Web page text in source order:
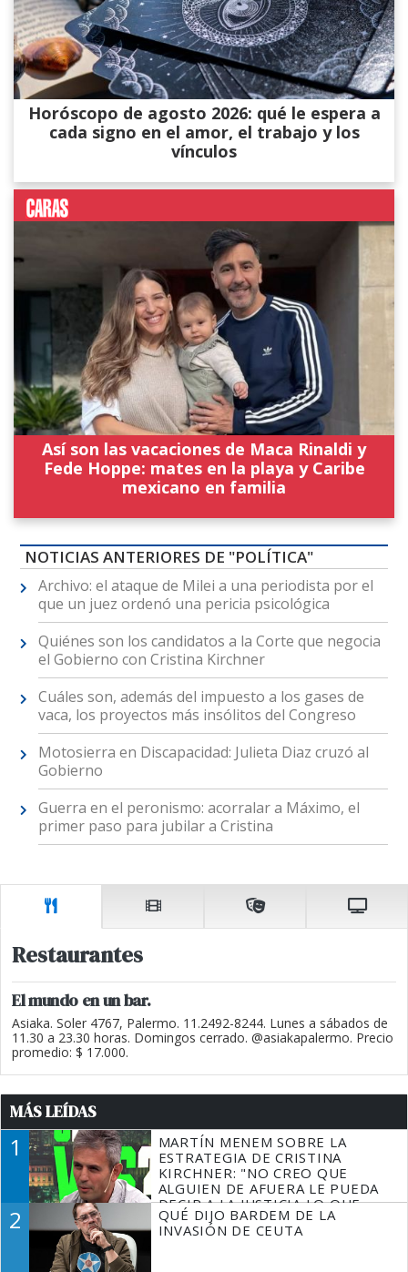
Horóscopo de agosto 2026: qué le espera a
cada signo en el amor, el trabajo y los
vínculos
Así son las vacaciones de Maca Rinaldi y
Fede Hoppe: mates en la playa y Caribe
mexicano en familia
NOTICIAS ANTERIORES DE "POLÍTICA"
Archivo: el ataque de Milei a una periodista por el
que un juez ordenó una pericia psicológica
Quiénes son los candidatos a la Corte que negocia
el Gobierno con Cristina Kirchner
Cuáles son, además del impuesto a los gases de
vaca, los proyectos más insólitos del Congreso
Motosierra en Discapacidad: Julieta Diaz cruzó al
Gobierno
Guerra en el peronismo: acorralar a Máximo, el
primer paso para jubilar a Cristina
Restaurantes
El mundo en un bar.
Asiaka. Soler 4767, Palermo. 11.2492-8244. Lunes a sábados de
11.30 a 23.30 horas. Domingos cerrado. @asiakapalermo. Precio
promedio: $ 17.000.
MÁS LEÍDAS
1
MARTÍN MENEM SOBRE LA
ESTRATEGIA DE CRISTINA
KIRCHNER: "NO CREO QUE
ALGUIEN DE AFUERA LE PUEDA
DECIR A LA JUSTICIA LO QUE
TIENE QUE HACER"
2
QUÉ DIJO BARDEM DE LA
INVASIÓN DE CEUTA